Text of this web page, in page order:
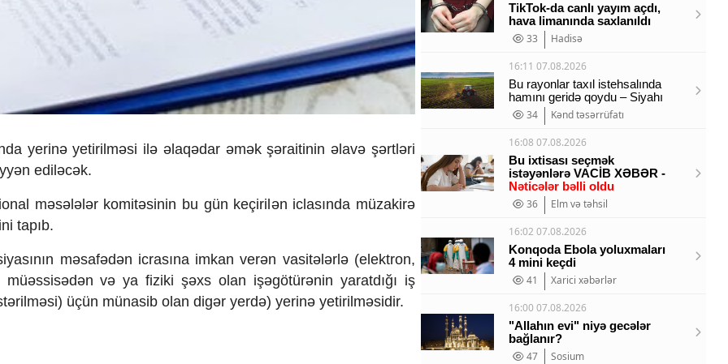
yerinə yetirilməsi ilə əlaqədar əməkşəraitinin əlavə şərtləri
ediləcək.
məsələlər komitəsinin bu gün keçiril ən iclasında müzakirə
tapıb.
ının məsafədən icrasına imkan verən vasitələrlə (elektron,
müəssisədən və ya fizikişəxs olan işəgötürənin yaratdığı iş
ərilməsi) üçün münasib olan digər yerdə) yerinə yetirilməsidir.
TikTok-da canlı yayım açdı,
hava limanında saxlanıldı
33
Hadisə
16:11 07.08.2026
Bu rayonlar taxıl istehsalında
hamını geridə qoydu – Siyahı
34
Kənd təsərrüfatı
16:08 07.08.2026
Bu ixtisası seçmək
istəyənlərə VACİB XƏBƏR -
Nəticələr bəlli oldu
36
Elm və təhsil
16:02 07.08.2026
Konqoda Ebola yoluxmaları
4 mini keçdi
41
Xarici xəbərlər
16:00 07.08.2026
"Allahın evi" niyə gecələr
bağlanır?
47
Sosium